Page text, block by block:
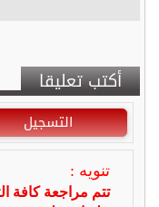
أكتب تعليقا
التسجيل
تنويه :
تتم مراجعة كافة